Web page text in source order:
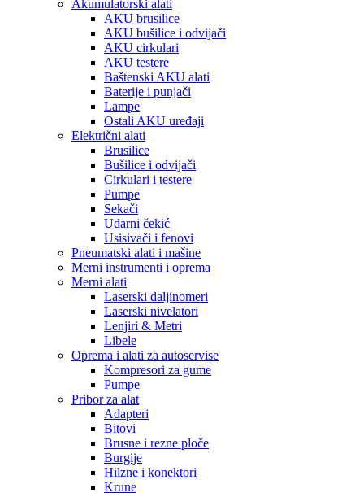
Akumulatorski alati
AKU brusilice
AKU bušilice i odvijači
AKU cirkulari
AKU testere
Baštenski AKU alati
Baterije i punjači
Lampe
Ostali AKU uređaji
Električni alati
Brusilice
Bušilice i odvijači
Cirkulari i testere
Pumpe
Sekači
Udarni čekić
Usisivači i fenovi
Pneumatski alati i mašine
Merni instrumenti i oprema
Merni alati
Laserski daljinomeri
Laserski nivelatori
Lenjiri & Metri
Libele
Oprema i alati za autoservise
Kompresori za gume
Pumpe
Pribor za alat
Adapteri
Bitovi
Brusne i rezne ploče
Burgije
Hilzne i konektori
Krune